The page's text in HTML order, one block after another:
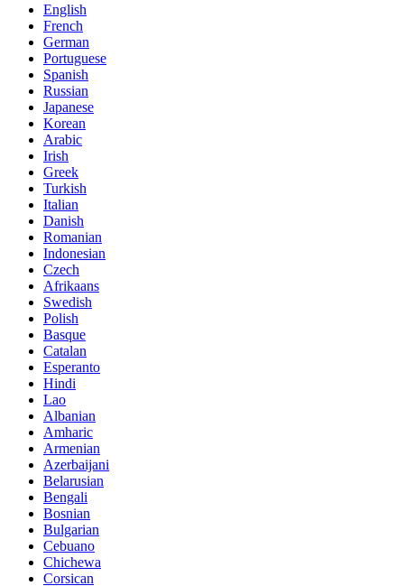
English
French
German
Portuguese
Spanish
Russian
Japanese
Korean
Arabic
Irish
Greek
Turkish
Italian
Danish
Romanian
Indonesian
Czech
Afrikaans
Swedish
Polish
Basque
Catalan
Esperanto
Hindi
Lao
Albanian
Amharic
Armenian
Azerbaijani
Belarusian
Bengali
Bosnian
Bulgarian
Cebuano
Chichewa
Corsican